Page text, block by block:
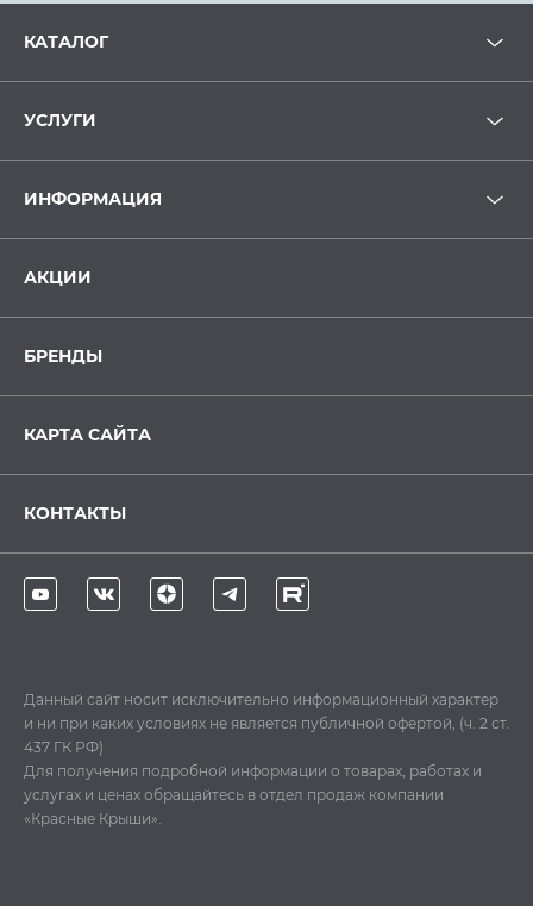
КАТАЛОГ
УСЛУГИ
ИНФОРМАЦИЯ
АКЦИИ
БРЕНДЫ
КАРТА САЙТА
КОНТАКТЫ
Данный сайт носит исключительно информационный характер
и ни при каких условиях не является публичной офертой, (ч. 2 ст.
437 ГК РФ)
Для получения подробной информации о товарах, работах и
услугах и ценах обращайтесь в отдел продаж компании
«Красные Крыши».